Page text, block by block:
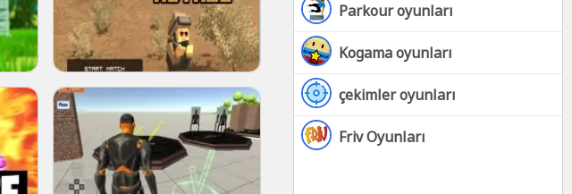
Parkour oyunları
Kogama oyunları
çekimler oyunları
Friv Oyunları